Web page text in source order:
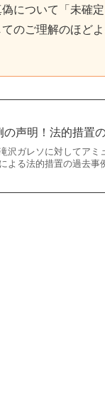
について「未確
のご理解のほど
声明！法的措置
沢ガレソに対してアミ
よる法的措置の過去